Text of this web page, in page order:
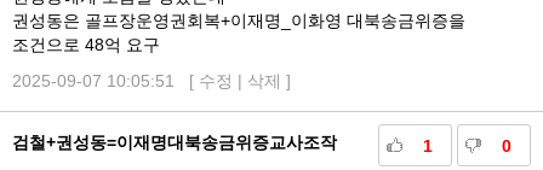
권성동은 골프장운영권회복+이재명_이화영 대북송금위증을
조건으로 48억 요구
2025-09-07 10:05:51 [ 수정 | 삭제 ]
1 0
검철+권성동=이재명대북송금위증교사조작